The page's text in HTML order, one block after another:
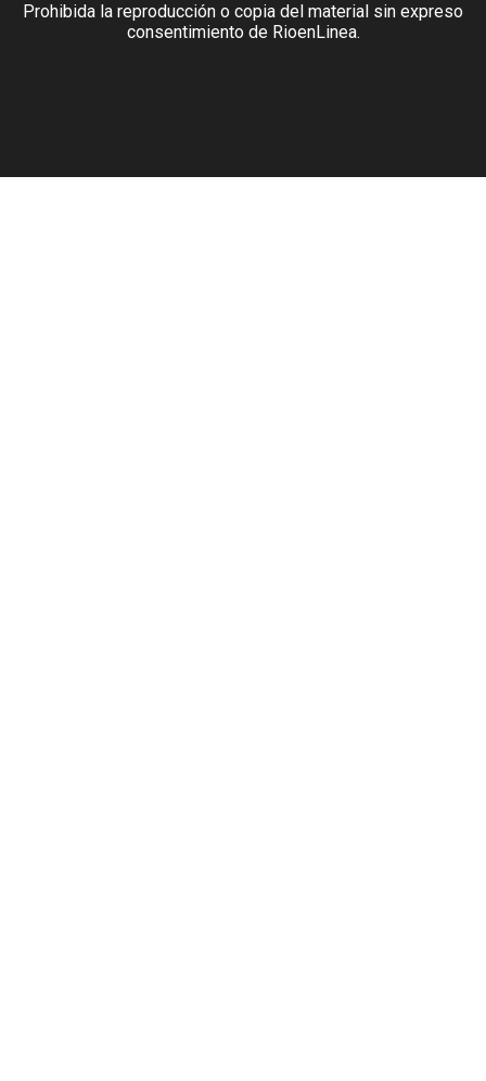
Prohibida la reproducción o copia del material sin expreso
consentimiento de RioenLinea.